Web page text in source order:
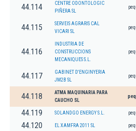
44.114
CENTRE ODONTOLOGIC
PIÑERA SL
44.115
SERVEIS AGRARIS CAL
VICARI SL
44.116
INDUSTRIA DE
CONSTRUCCIONS
MECANIQUES S.L.
44.117
GABINET D'ENGINYERIA
JM2B SL
44.118
ATMA MAQUINARIA PARA
CAUCHO SL
44.119 SOLANDGO ENERGY S.L.
44.120 EL XAMFRA 2011 SL